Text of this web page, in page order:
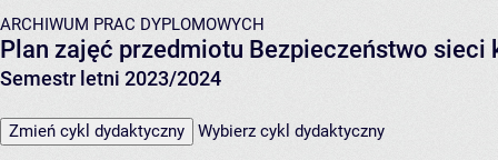
ARCHIWUM PRAC DYPLOMOWYCH
Plan zajęć przedmiotu Bezpieczeństwo sieci
Semestr letni 2023/2024
Zmień cykl dydaktyczny Wybierz cykl dydaktyczny